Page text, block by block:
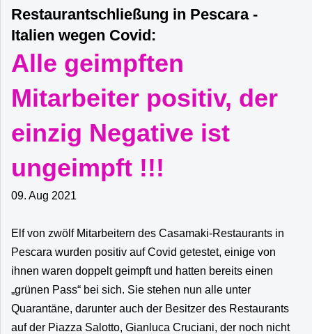
Restaurantschließung in Pescara -
Italien wegen Covid:
Alle geimpften
Mitarbeiter positiv, der
einzig Negative ist
ungeimpft !!!
09. Aug 2021
Elf von zwölf Mitarbeitern des Casamaki-Restaurants in
Pescara wurden positiv auf Covid getestet, einige von
ihnen waren doppelt geimpft und hatten bereits einen
„grünen Pass“ bei sich. Sie stehen nun alle unter
Quarantäne, darunter auch der Besitzer des Restaurants
auf der Piazza Salotto, Gianluca Cruciani, der noch nicht